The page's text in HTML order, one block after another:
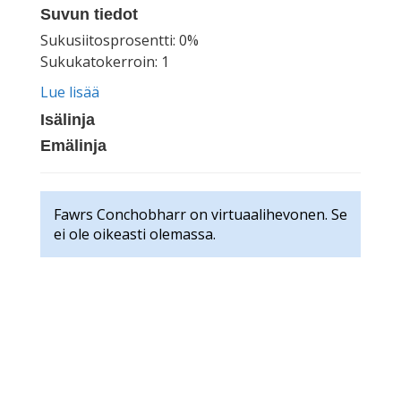
Suvun tiedot
Sukusiitosprosentti: 0%
Sukukatokerroin: 1
Lue lisää
Isälinja
Emälinja
Fawrs Conchobharr on virtuaalihevonen. Se
ei ole oikeasti olemassa.